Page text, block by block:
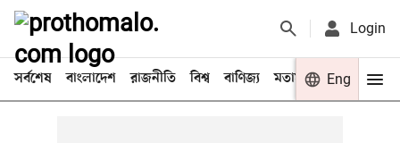
Login
সর্বশেষ বাংলাদেশ রাজনীতি বিশ্ব বাণিজ্য মতামত খেলা
Eng